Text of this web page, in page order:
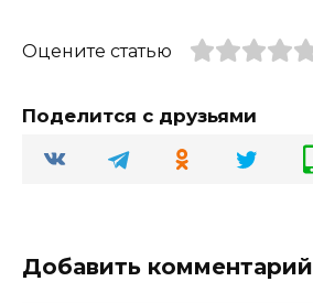
Оцените статью
Поделится с друзьями
Добавить комментарий